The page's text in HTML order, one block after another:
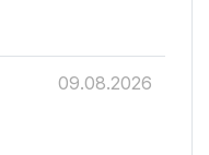
09.08.2026